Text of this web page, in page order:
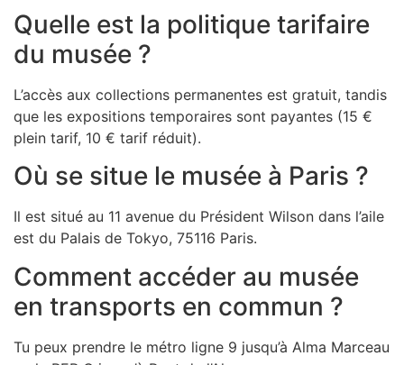
Quelle est la politique tarifaire
du musée ?
L’accès aux collections permanentes est gratuit, tandis
que les expositions temporaires sont payantes (15 €
plein tarif, 10 € tarif réduit).
Où se situe le musée à Paris ?
Il est situé au 11 avenue du Président Wilson dans l’aile
est du Palais de Tokyo, 75116 Paris.
Comment accéder au musée
en transports en commun ?
Tu peux prendre le métro ligne 9 jusqu’à Alma Marceau